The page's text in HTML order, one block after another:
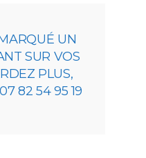
UN
SUR VOS
PLUS,
82 54 95 19